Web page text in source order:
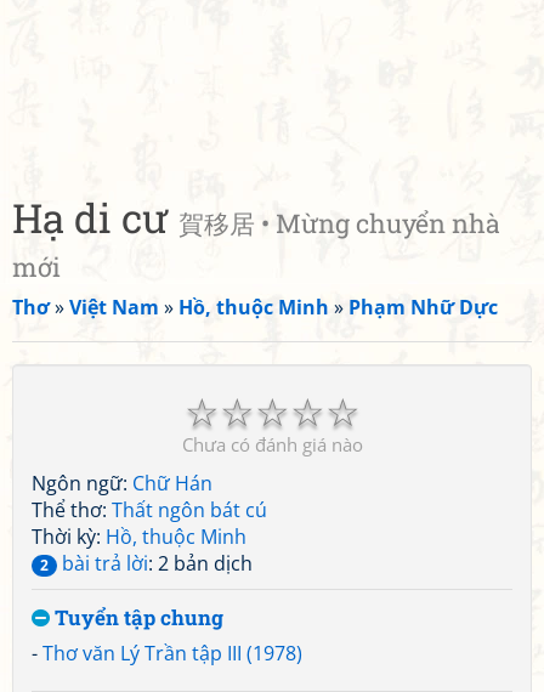
Hạ di cư 賀移居 • Mừng chuyển nhà
mới
Thơ»Việt Nam » Hồ, thuộc Minh » Phạm Nhữ Dực
☆
☆
☆
☆
☆
Chưa có đánh giá nào
Ngôn ngữ: Chữ Hán
Thể thơ: Thất ngôn bát cú
Thời kỳ: Hồ, thuộc Minh
2 bài trả lời: 2 bản dịch
Tuyển tập chung
-Thơ văn Lý Trần tập III (1978)